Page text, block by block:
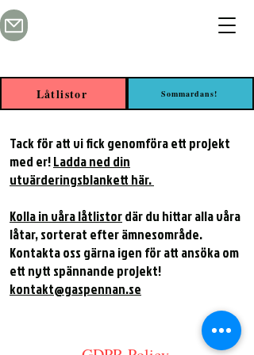
Låtlistor Sommardans!
Tack för att vi fick genomföra ett projekt
med er!Ladda ned din
utvärderingsblankett här.
Kolla in våra låtlistordär du hittar alla våra
låtar, sorterat efter ämnesområde.
Kontakta oss gärna igen för att ansöka om
ett nytt spännande projekt!
kontakt@gaspennan.se